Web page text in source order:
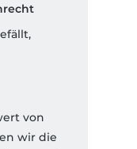
von
wir die